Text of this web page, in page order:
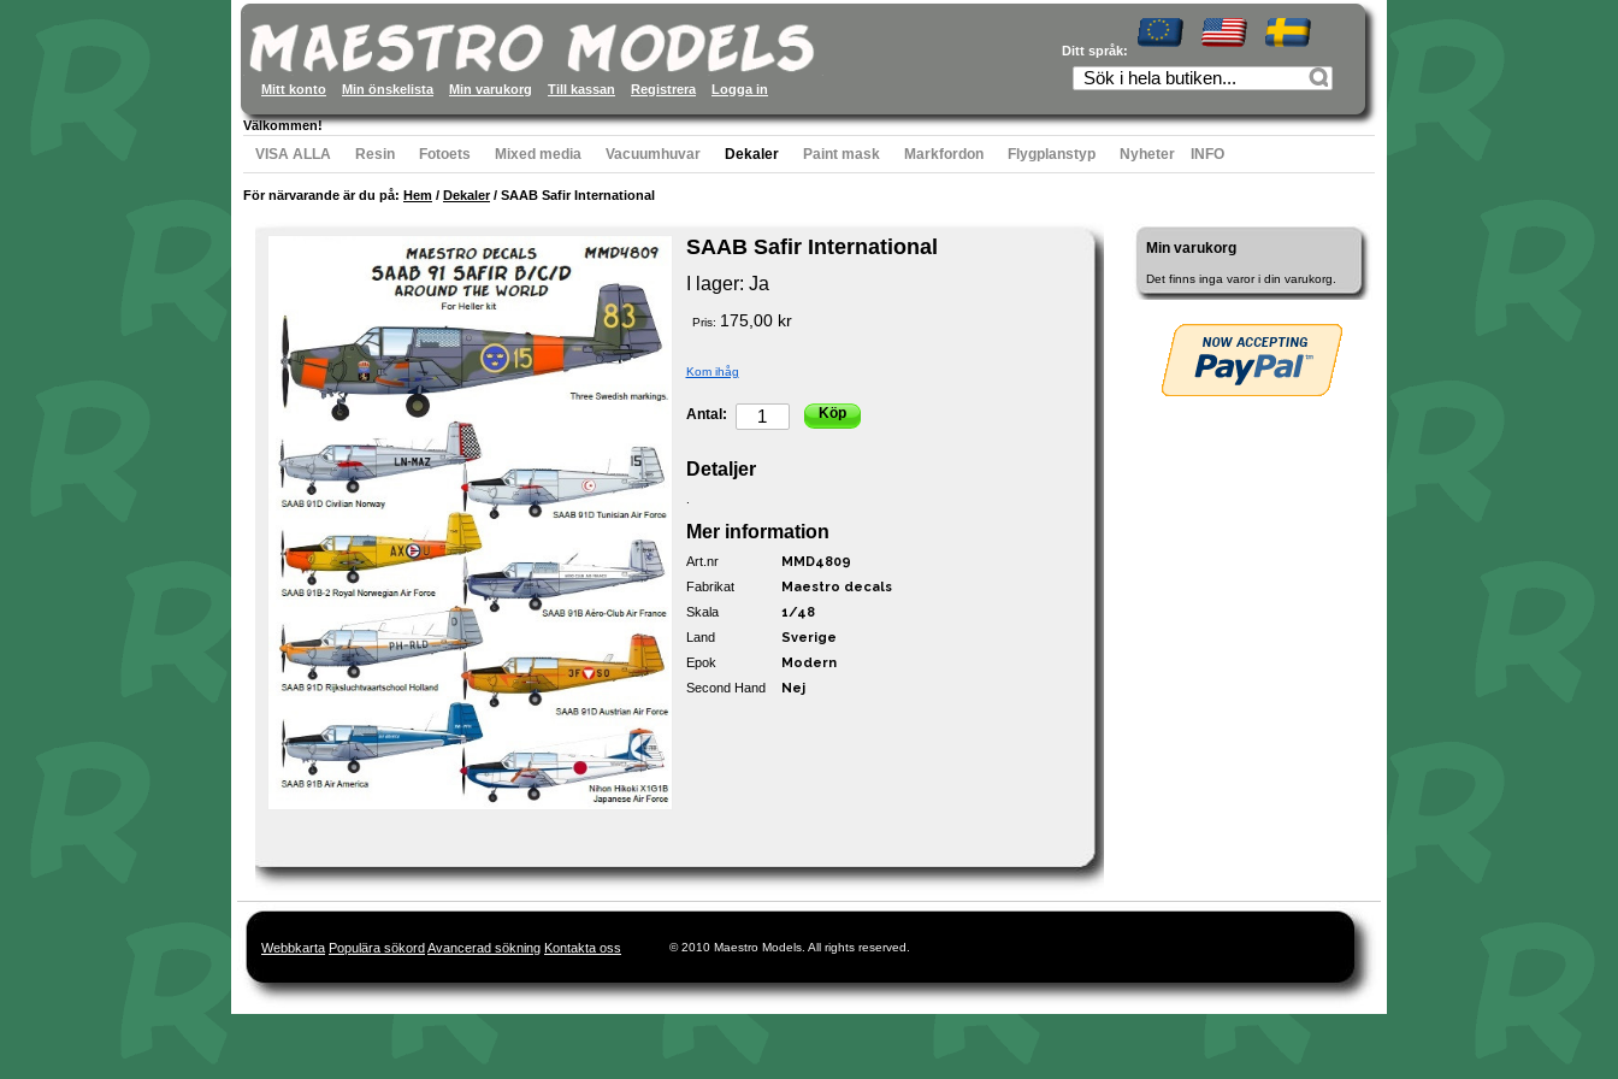
Ditt språk:
Mitt konto Min önskelista Min varukorg Till kassan Registrera Logga in
Välkommen!
VISA ALLA Resin Fotoets Mixed media Vacuumhuvar Dekaler Paint mask Markfordon Flygplanstyp Nyheter INFO
För närvarande är du på: Hem / Dekaler/ SAAB Safir International
SAAB Safir International
I lager: Ja
Pris: 175,00 kr
Kom ihåg
Antal: Köp
Detaljer
Mer information
Art.nr MMD4809
Fabrikat Maestro decals
Skala 1/48
Land Sverige
Epok Modern
Second Hand Nej
Min varukorg
Det finns inga varor i din varukorg.
Webbkarta Populära sökordAvancerad sökning Kontakta oss © 2010 Maestro Models. All rights reserved.